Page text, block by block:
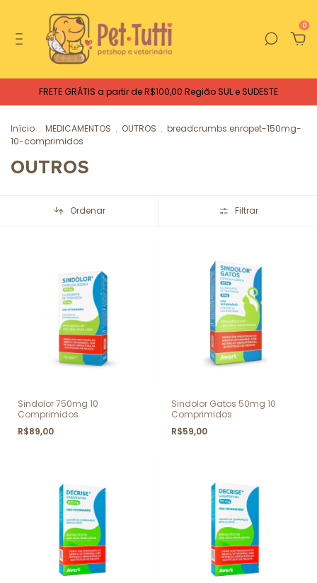
0
FRETE GRÁTIS a partir de R$100,00 Região SUL e SUDESTE
Início . MEDICAMENTOS . OUTROS . breadcrumbs.enropet-150mg-
10-comprimidos
OUTROS
Ordenar Filtrar
Sindolor 750mg 10
Comprimidos
R$89,00
Sindolor Gatos 50mg 10
Comprimidos
R$59,00